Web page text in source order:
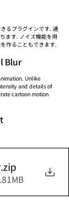
るプラグインです. 通
ます. ノイズ機能を用
作ることもできます.
Blur
Unlike
and details of
cartoon motion
.zip